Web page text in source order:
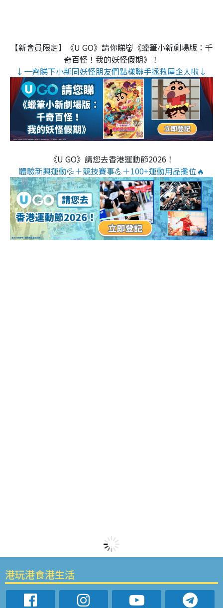
【新會員限定】《U GO》請你睇👹《蠟筆小新劇場版：千
奇百怪！我的妖怪假期》！
↓一齊睇下小新同妖怪朋友們點樣聯手拯救屋企人啦↓
《U GO》請您去香港運動節2026！
體驗新興運動💦＋競技賽事💪＋100+運動用品攤位🔥
港玩港食港生活